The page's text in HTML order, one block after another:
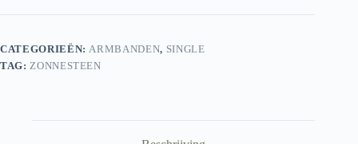
CATEGORIEËN:ARMBANDEN, SINGLE
TAG:ZONNESTEEN